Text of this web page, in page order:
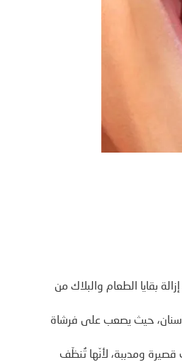
بقايا الطعام والبلاك من
حيث يصعب على فرشاة
ومدببة، لأنّها تُنظّف